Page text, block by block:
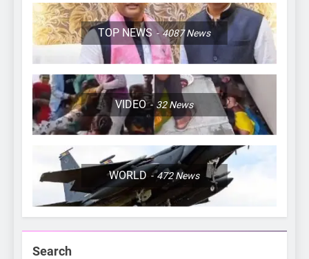
TOP NEWS 4087News
VIDEO 32News
WORLD 472News
Search